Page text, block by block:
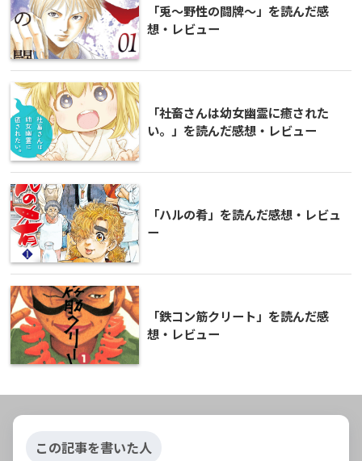
「兎～野性の闘牌～」を読んだ感
想・レビュー
「社畜さんは幼女幽霊に癒された
い。」を読んだ感想・レビュー
「ハルの肴」を読んだ感想・レビュ
ー
「鉄コン筋クリート」を読んだ感
想・レビュー
この記事を書いた人